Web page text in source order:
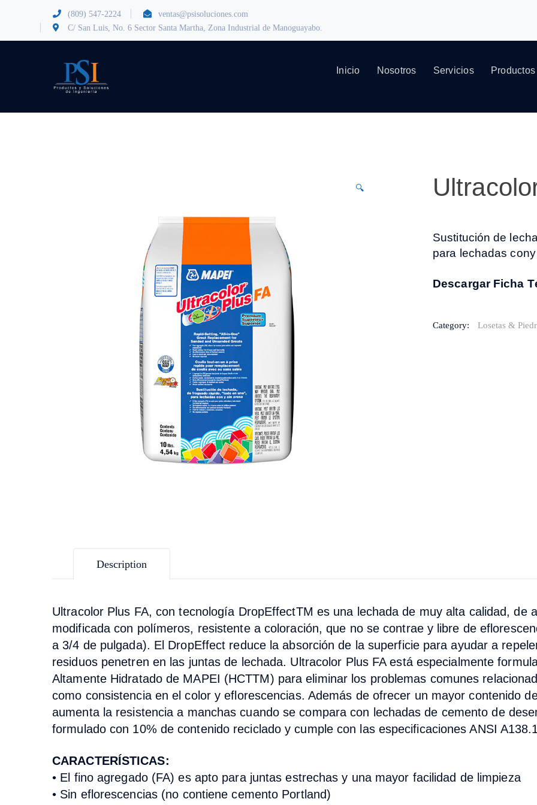
(809) 547-2224
ventas@psisoluciones.com
C/ San Luis, No. 6 Sector Santa Martha, Zona Industrial de Manoguayabo.
Inicio Nosotros Servicios Productos
🔍
Sustitución de
para lechadas con
Descargar Ficha
Category: Losetas &
Description
Ultracolor Plus FA, con tecnología DropEffectTM es una lechada de muy alta calidad, de
modificada con polímeros, resistente a coloración, que no se contrae y libre de
a 3/4 de pulgada). El DropEffect reduce la absorción de la superficie para ayudar a
residuos penetren en las juntas de lechada. Ultracolor Plus FAestá especialmente
Altamente Hidratado de MAPEI (HCTTM) para eliminar los problemas comunes
como consistencia en el color y eflorescencias. Además de ofrecer un mayor contenido
aumenta la resistencia a manchas cuando se compara con lechadas de cemento de
formulado con 10% de contenido reciclado y cumple con las especificaciones ANSI
CARACTERÍSTICAS:
• El fino agregado (FA) es apto para juntas estrechas y una mayor facilidad de limpieza
• Sin eflorescencias (no contiene cemento Portland)